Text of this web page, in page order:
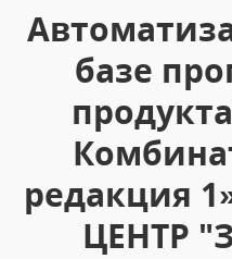
базе
редакция
ЦЕНТР